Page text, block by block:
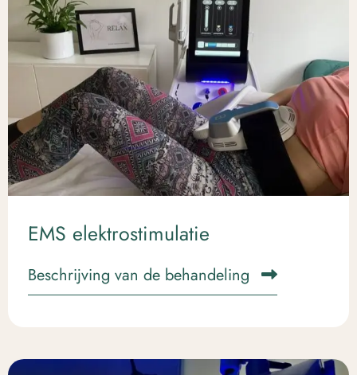
EMS elektrostimulatie
Beschrijving van de behandeling